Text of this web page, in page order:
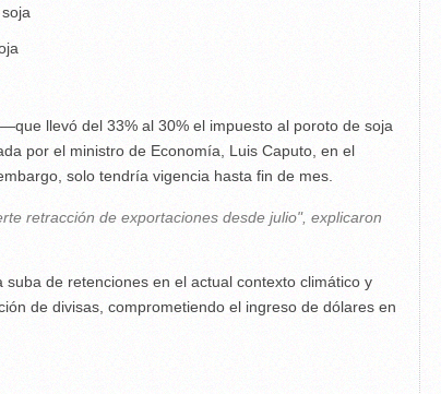
llevó del 33% al 30% el impuesto al poroto de soja
por el ministro de Economía, Luis Caputo, en el
solo tendría vigencia hasta fin de mes.
retracción de exportaciones desde julio", explicaron
de retenciones en el actual contexto climático y
de divisas, comprometiendo el ingreso de dólares en